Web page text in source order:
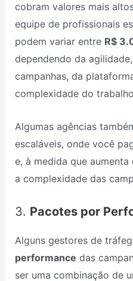
cobram valores mais
equipe de profissionais
podem variar entre R$
dependendo da
campanhas, da
complexidade do
Algumas agências
escaláveis, onde você
e, à medida que
a complexidade das
3. Pacotes por
Alguns gestores de
performance das
ser uma combinação de